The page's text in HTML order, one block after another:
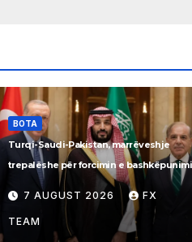
BOTA
Turqi-Saudi-Pakistan, marrëveshje
trepalëshe për forcimin e
ushtarak
7 AUGUST 2026 FX
TEAM